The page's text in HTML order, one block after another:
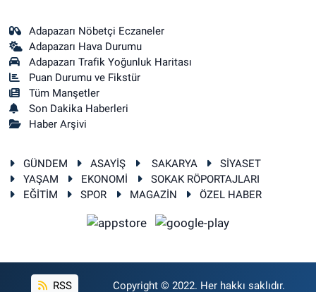
Adapazarı Nöbetçi Eczaneler
Adapazarı Hava Durumu
Adapazarı Trafik Yoğunluk Haritası
Puan Durumu ve Fikstür
Tüm Manşetler
Son Dakika Haberleri
Haber Arşivi
GÜNDEM ASAYİŞ SAKARYA
SİYASET
YAŞAM
EKONOMİ
SOKAK RÖPORTAJLARI
EĞİTİM
SPOR MAGAZİN ÖZEL HABER
RSS Copyright © 2022. Her hakkı saklıdır.